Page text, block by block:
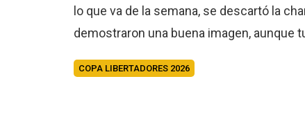
lo que va de la semana, se descartó la
demostraron una buena imagen, aunque
COPA LIBERTADORES 2026